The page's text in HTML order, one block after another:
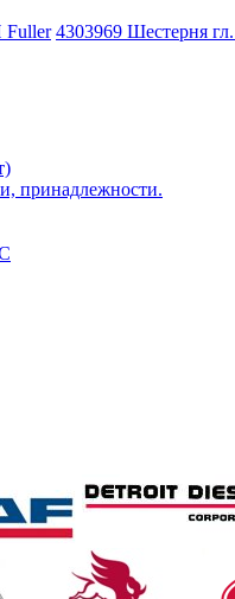
Fuller 4303969 Шестерня
принадлежности.